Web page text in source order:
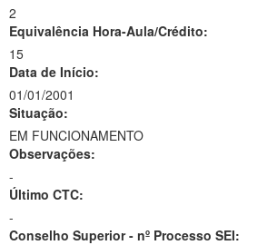
2
Equivalência Hora-Aula/Crédito:
15
Data de Início:
01/01/2001
Situação:
EM FUNCIONAMENTO
Observações:
-
Último CTC:
-
Conselho Superior - nº Processo SEI: